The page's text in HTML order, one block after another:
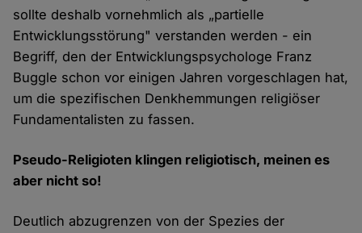
sollte deshalb vornehmlich als „partielle
Entwicklungsstörung" verstanden werden - ein
Begriff, den der Entwicklungspsychologe Franz
Buggle schon vor einigen Jahren vorgeschlagen hat,
um die spezifischen Denkhemmungen religiöser
Fundamentalisten zu fassen.
Pseudo-Religioten klingen religiotisch, meinen es
aber nicht so!
Deutlich abzugrenzen von der Spezies der